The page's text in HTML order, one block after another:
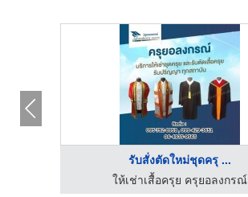
รับสั่งตัดใหม่ชุดครุ ...
ให้เช่าเสื้อครุย ครุยอลงกรณ์